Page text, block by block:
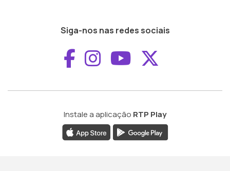
Siga-nos nas redes sociais
Aceder ao
Aceder ao
Aceder ao
Instale a aplicação RTP Play